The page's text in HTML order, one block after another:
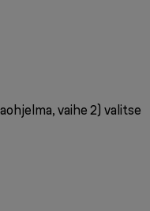
vaihe 2) valitse